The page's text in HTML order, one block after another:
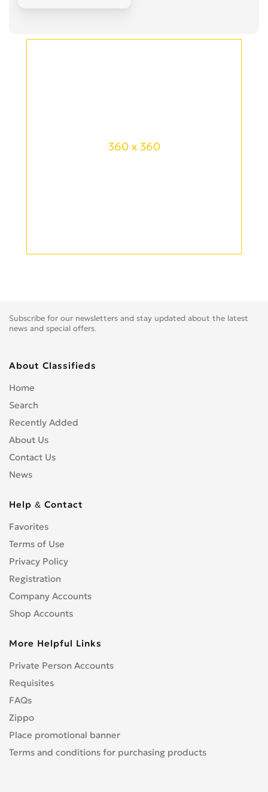
360 x 360
Subscribe for our newsletters and stay updated about the latest
news and special offers.
About Classifieds
Home
Search
Recently Added
About Us
Contact Us
News
Help & Contact
Favorites
Terms of Use
Privacy Policy
Registration
Company Accounts
Shop Accounts
More Helpful Links
Private Person Accounts
Requisites
FAQs
Zippo
Place promotional banner
Terms and conditions for purchasing products